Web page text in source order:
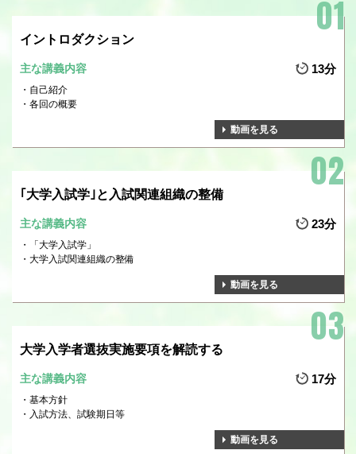
イントロダクション
主な講義内容 13分
自己紹介
各回の概要
動画を見る
｢大学入試学｣と入試関連組織の整備
主な講義内容 23分
「大学入試学」
大学入試関連組織の整備
動画を見る
大学入学者選抜実施要項を解読する
主な講義内容 17分
基本方針
入試方法、試験期日等
動画を見る